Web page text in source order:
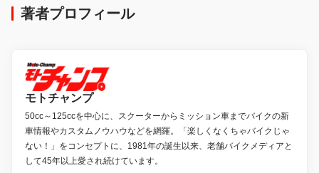
著者プロフィール
モトチャンプ
50cc～125ccを中心に、スクーターからミッション車までバイクの新
車情報やカスタムノウハウなどを網羅。「楽しくなくちゃバイクじゃ
ない！」をコンセプトに、1981年の誕生以来、老舗バイクメディアと
して45年以上愛され続けています。